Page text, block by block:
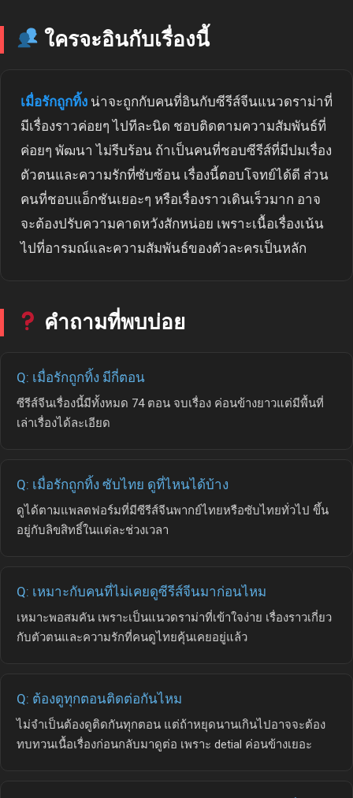
ใครจะอินกับเรื่องนี้
เมื่อรักถูกทิ้ง น่าจะถูกกับคนที่อินกับซีรีส์จีนแนวดราม่าที่
มีเรื่องราวค่อยๆ ไปทีละนิด ชอบติดตามความสัมพันธ์ที่
ค่อยๆ พัฒนา ไม่รีบร้อน ถ้าเป็นคนที่ชอบซีรีส์ที่มีปมเรื่อง
ตัวตนและความรักที่ซับซ้อน เรื่องนี้ตอบโจทย์ได้ดี ส่วน
คนที่ชอบแอ็กชันเยอะๆ หรือเรื่องราวเดินเร็วมาก อาจ
จะต้องปรับความคาดหวังสักหน่อย เพราะเนื้อเรื่องเน้น
ไปที่อารมณ์และความสัมพันธ์ของตัวละครเป็นหลัก
คำถามที่พบบ่อย
Q: เมื่อรักถูกทิ้ง มีกี่ตอน
ซีรีส์จีนเรื่องนี้มีทั้งหมด 74 ตอน จบเรื่อง ค่อนข้างยาวแต่มีพื้นที่
เล่าเรื่องได้ละเอียด
Q: เมื่อรักถูกทิ้ง ซับไทย ดูที่ไหนได้บ้าง
ดูได้ตามแพลตฟอร์มที่มีซีรีส์จีนพากย์ไทยหรือซับไทยทั่วไป ขึ้น
อยู่กับลิขสิทธิ์ในแต่ละช่วงเวลา
Q: เหมาะกับคนที่ไม่เคยดูซีรีส์จีนมาก่อนไหม
เหมาะพอสมคัน เพราะเป็นแนวดราม่าที่เข้าใจง่าย เรื่องราวเกี่ยว
กับตัวตนและความรักที่คนดูไทยคุ้นเคยอยู่แล้ว
Q: ต้องดูทุกตอนติดต่อกันไหม
ไม่จำเป็นต้องดูติดกันทุกตอน แต่ถ้าหยุดนานเกินไปอาจจะต้อง
ทบทวนเนื้อเรื่องก่อนกลับมาดูต่อ เพราะ detial ค่อนข้างเยอะ